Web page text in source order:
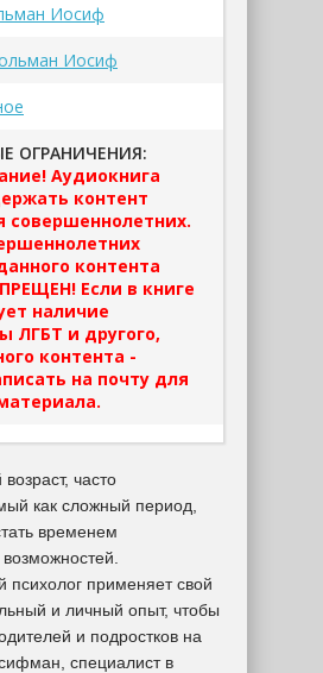
Иосиф
Иосиф
ОГРАНИЧЕНИЯ:
Аудиокнига
контент
совершеннолетних.
контента
Если в книге
наличие
ЛГБТ и другого,
контента -
на почту для
часто
как сложный период,
временем
психолог применяет свой
и личный опыт, чтобы
и подростков на
специалист в